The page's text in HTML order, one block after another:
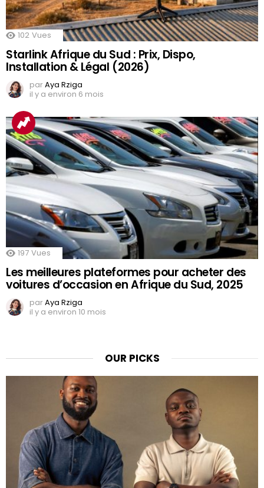
102 Vues
Starlink Afrique du Sud : Prix, Dispo,
Installation & Légal (2026)
parAya Rziga
il y a environ 6 mois
197 Vues
Les meilleures plateformes pour acheter des
voitures d’occasion en Afrique du Sud, 2025
parAya Rziga
il y a environ 10 mois
OUR PICKS